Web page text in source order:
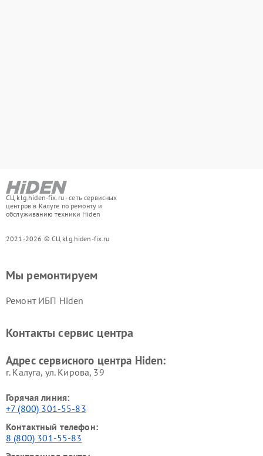
СЦ klg.hiden-fix.ru - сеть сервисных
центров в Калуге по ремонту и
обслуживанию техники Hiden
2021-2026 © СЦ klg.hiden-fix.ru
Мы ремонтируем
Ремонт ИБП Hiden
Контакты сервис центра
Адрес сервисного центра Hiden:
г. Калуга, ул. Кирова, 39
Горячая линия:
+7 (800) 301-55-83
Контактный телефон:
8 (800) 301-55-83